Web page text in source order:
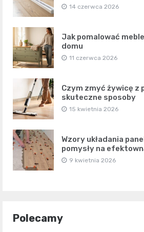
14 czerwca 2026
Jak pomalować
domu
11 czerwca 2026
Czym zmyć żywicę z
skuteczne sposoby
15 kwietnia 2026
Wzory układania
pomysły na
9 kwietnia 2026
Polecamy